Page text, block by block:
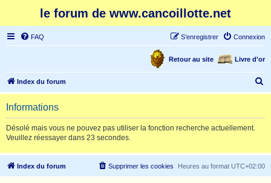
le forum de www.cancoillotte.net
FAQ Connexion
S’enregistrer
Livre d'or
Retour au site
Index du forum
e
r
c
Informations
Désolé mais vous ne pouvez pas utiliser la fonction recherche actuellement.
Veuillez réessayer dans 23 secondes.
Index du forum Heures au format UTC+02:00
Supprimer les cookies